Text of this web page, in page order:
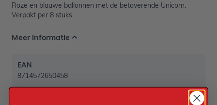
Roze en blauwe ballonnen met de betoverende Unicorn.
Verpakt per 8 stuks.
Meer informatie
EAN
8714572650458